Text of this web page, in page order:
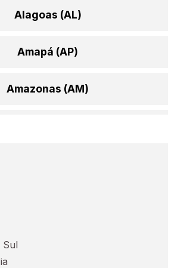
Alagoas (AL)
Amapá (AP)
Amazonas (AM)
Sul